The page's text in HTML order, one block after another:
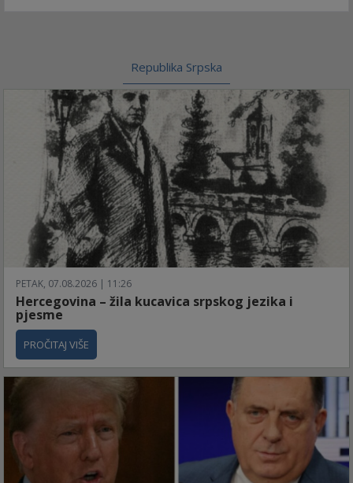
Republika Srpska
PETAK, 07.08.2026 | 11:26
Hercegovina – žila kucavica srpskog jezika i
pjesme
PROČITAJ VIŠE